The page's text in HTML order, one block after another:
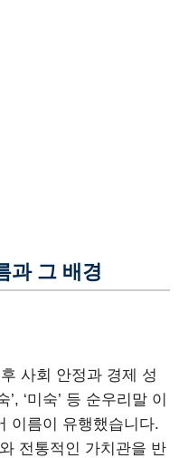
과 그 배경
사회 안정과 경제 성
’, ‘미숙’ 등 순우리말 이
이름이 유행했습니다.
전통적인 가치관을 반